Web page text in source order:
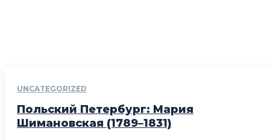
UNCATEGORIZED
Польский Петербург: Мария
Шимановская (1789–1831)